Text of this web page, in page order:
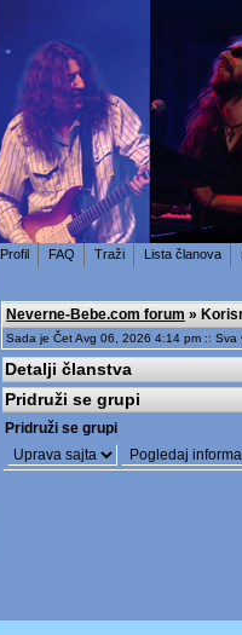
Profil FAQ Traži Lista članova
Neverne-Bebe.com forum »
Sada je Čet Avg 06, 2026 4:14 pm :: Sva
Detalji članstva
Pridruži se grupi
Pridruži se grupi